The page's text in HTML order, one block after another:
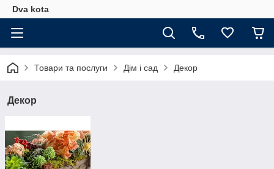
Dva kota
Товари та послуги Дім і сад Декор
Декор